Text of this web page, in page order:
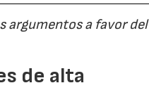
argumentos a favor
de alta